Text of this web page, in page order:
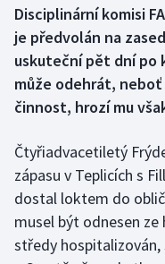
Dostihy
Florbal
Futsal
Golf
Gymnastika
Házená
Disciplinární komisi
je předvolán na
uskuteční pět dní po
může odehrát,
činnost, hrozí mu
Čtyřiadvacetiletý
zápasu v Teplicích s
dostal loktem do
musel být odnesen
středy